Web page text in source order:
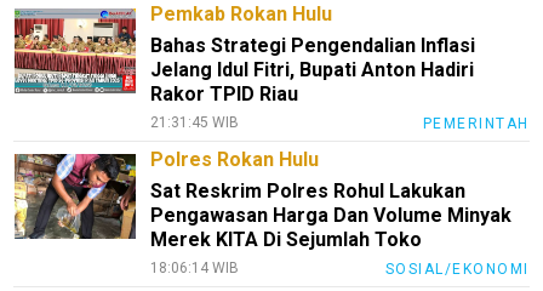
Pemkab Rokan Hulu
Bahas Strategi Pengendalian Inflasi
Jelang Idul Fitri, Bupati Anton Hadiri
Rakor TPID Riau
21:31:45 WIB PEMERINTAH
Polres Rokan Hulu
Sat Reskrim Polres Rohul Lakukan
Pengawasan Harga Dan Volume Minyak
Merek KITA Di Sejumlah Toko
18:06:14 WIB SOSIAL/EKONOMI
Kode
Etik
Internal
Disclaimer
Tentang
Kami